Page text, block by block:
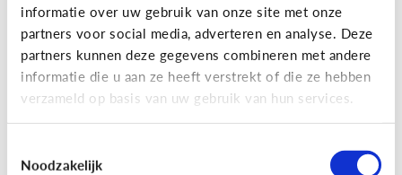
informatie over uw gebruik van onze site met onze
partners voor social media, adverteren en analyse. Deze
partners kunnen deze gegevens combineren met andere
informatie die u aan ze heeft verstrekt of die ze hebben
verzameld op basis van uw gebruik van hun services.
Noodzakelijk
Staat jou kind stil bij het maken en verspreiden
van foto’s en filmpjes waar anderen op staan? Of
deelt jouw kind zomaar alles van iedereen op
Facebook of Snapchat?